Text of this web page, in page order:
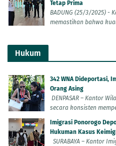
Tetap Prima
BADUNG (25/3/2025) -
memastikan bahwa
Hukum
342 WNA Dideportasi,
Orang Asing
DENPASAR – Kantor
secara konsisten
Imigrasi Ponorogo
Hukuman Kasus
SURABAYA – Kantor